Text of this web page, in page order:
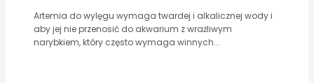
Artemia do wylęgu wymaga twardej i alkalicznej wody i
aby jej nie przenosić do akwarium z wrażliwym
narybkiem, który często wymaga winnych...